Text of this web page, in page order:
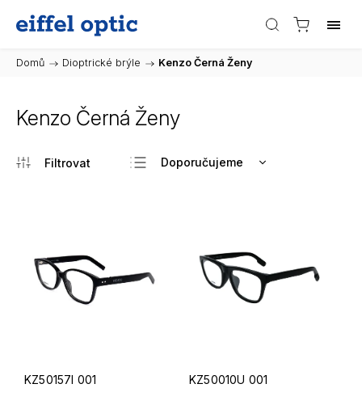
Domů / Dioptrické brýle / Kenzo Černá Ženy
Kenzo Černá Ženy
Doporučujeme
Abecedně
KZ50157I 001 KZ50010U 001